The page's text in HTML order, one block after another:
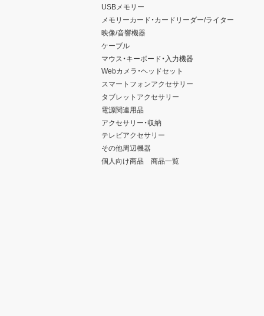
USBメモリー
メモリーカード・カードリーダー/ライター
映像/音響機器
ケーブル
マウス・キーボード・入力機器
Webカメラ・ヘッドセット
スマートフォンアクセサリー
タブレットアクセサリー
電源関連用品
アクセサリー・収納
テレビアクセサリー
その他周辺機器
個人向け商品 商品一覧